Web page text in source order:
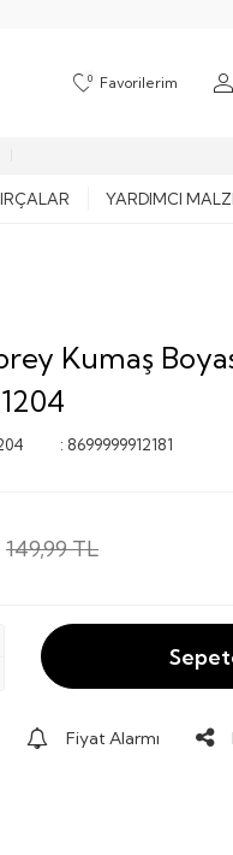
0 Favorilerim
YARDIMCI
Kumaş
: 8699999912181
149,99TL
Fiyat Alarmı